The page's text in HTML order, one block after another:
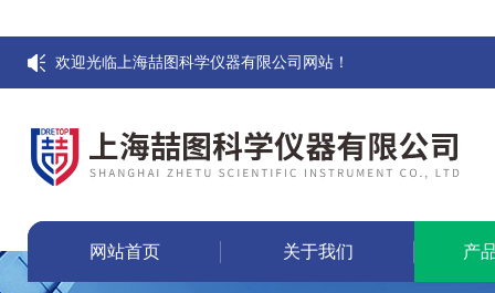
欢迎光临上海喆图科学仪器有限公司网站！
网站首页 关于我们 产